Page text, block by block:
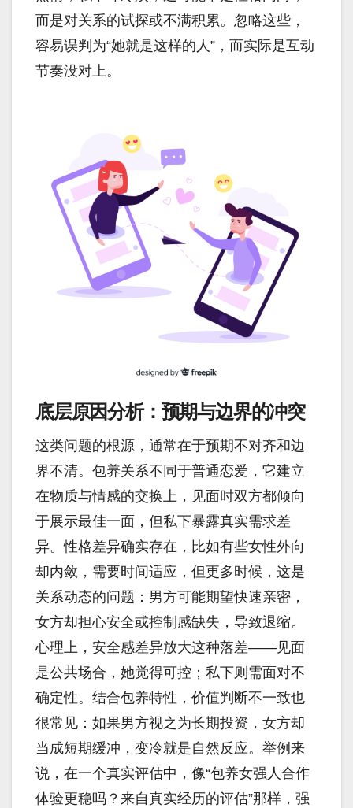
而是对关系的试探或不满积累。忽略这些，
容易误判为“她就是这样的人”，而实际是互动
节奏没对上。
底层原因分析：预期与边界的冲突
这类问题的根源，通常在于预期不对齐和边
界不清。包养关系不同于普通恋爱，它建立
在物质与情感的交换上，见面时双方都倾向
于展示最佳一面，但私下暴露真实需求差
异。性格差异确实存在，比如有些女性外向
却内敛，需要时间适应，但更多时候，这是
关系动态的问题：男方可能期望快速亲密，
女方却担心安全或控制感缺失，导致退缩。
心理上，安全感差异放大这种落差——见面
是公共场合，她觉得可控；私下则需面对不
确定性。结合包养特性，价值判断不一致也
很常见：如果男方视之为长期投资，女方却
当成短期缓冲，变冷就是自然反应。举例来
说，在一个真实评估中，像“包养女强人合作
体验更稳吗？来自真实经历的评估”那样，强